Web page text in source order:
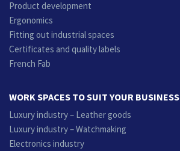
Product development
Ergonomics
Fitting out industrial spaces
Certificates and quality labels
French Fab
WORK SPACES TO SUIT YOUR BUSINESS
Luxury industry – Leather goods
Luxury industry – Watchmaking
Electronics industry